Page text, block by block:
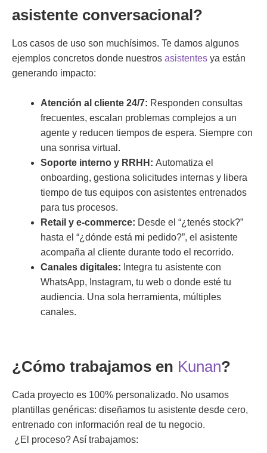
asistente conversacional?
Los casos de uso son muchísimos. Te damos algunos
ejemplos concretos donde nuestros asistentes ya están
generando impacto:
Atención al cliente 24/7: Responden consultas
frecuentes, escalan problemas complejos a un
agente y reducen tiempos de espera. Siempre con
una sonrisa virtual.
Soporte interno y RRHH: Automatiza el
onboarding, gestiona solicitudes internas y libera
tiempo de tus equipos con asistentes entrenados
para tus procesos.
Retail y e-commerce: Desde el “¿tenés stock?”
hasta el “¿dónde está mi pedido?”, el asistente
acompaña al cliente durante todo el recorrido.
Canales digitales: Integra tu asistente con
WhatsApp, Instagram, tu web o donde esté tu
audiencia. Una sola herramienta, múltiples
canales.
¿Cómo trabajamos en Kunan?
Cada proyecto es 100% personalizado. No usamos
plantillas genéricas: diseñamos tu asistente desde cero,
entrenado con información real de tu negocio.
¿El proceso? Así trabajamos: